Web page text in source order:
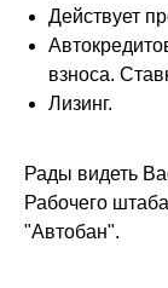
Действует
взноса.
Лизинг.
Рады видеть
Рабочего
"Автобан".